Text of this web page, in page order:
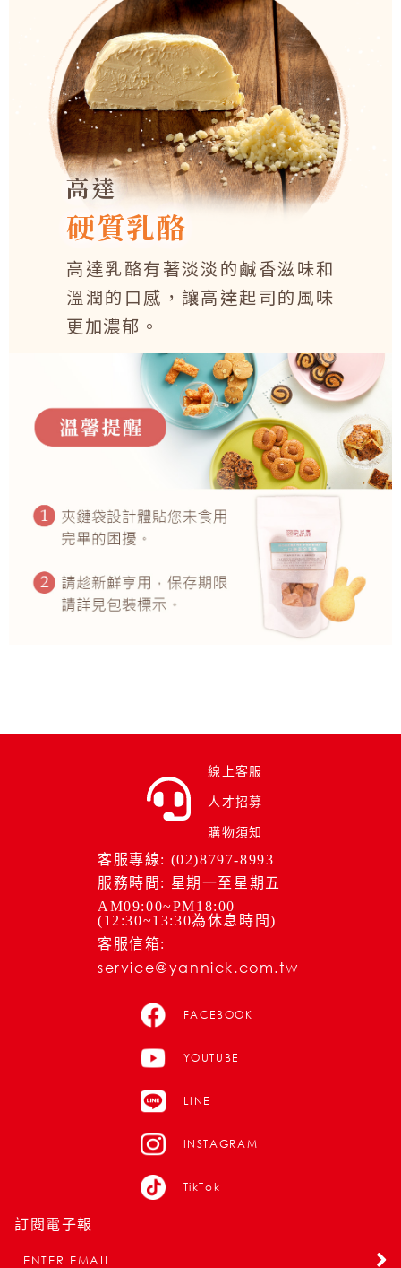
高達
硬質乳酪
高達乳酪有著淡淡的鹹香滋味和
溫潤的口感，讓高達起司的風味
更加濃郁。
線上客服
人才招募
購物須知
客服專線: (02)8797-8993
服務時間: 星期一至星期五
AM09:00~PM18:00
(12:30~13:30為休息時間)
客服信箱:
service@yannick.com.tw
FACEBOOK
YOUTUBE
LINE
INSTAGRAM
TikTok
訂閱電子報